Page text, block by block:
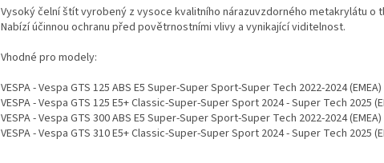
Vysoký čelní štít vyrobený z vysoce kvalitního nárazuvzdorného metakrylátu o
Nabízí účinnou ochranu před povětrnostními vlivy a vynikající viditelnost.
Vhodné pro modely:
VESPA - Vespa GTS 125 ABS E5 Super-Super Sport-Super Tech 2022-2024 (EMEA)
VESPA - Vespa GTS 125 E5+ Classic-Super-Super Sport 2024 - Super Tech 2025
VESPA - Vespa GTS 300 ABS E5 Super-Super Sport-Super Tech 2022-2024 (EMEA)
VESPA - Vespa GTS 310 E5+ Classic-Super-Super Sport 2024 - Super Tech 2025